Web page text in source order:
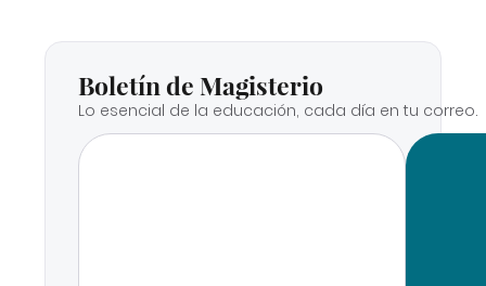
Boletín de Magisterio
Lo esencial de la educación, cada día en tu correo.